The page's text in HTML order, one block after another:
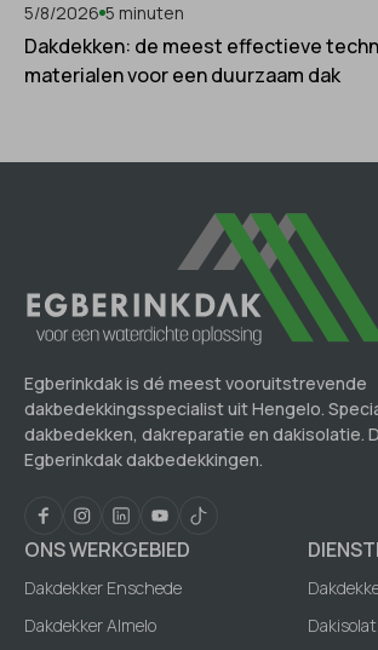
5/8/2026 5 minuten
Dakdekken: de meest effectieve
materialen voor een duurzaam dak
Egberinkdak is dé meest vooruitstrevende
dakbedekkingsspecialist uit Hengelo.
dakbedekken, dakreparatie en dakisolatie.
Egberinkdak dakbedekkingen.
ONS WERKGEBIED
Dakdekker Enschede
Dakdekker Almelo